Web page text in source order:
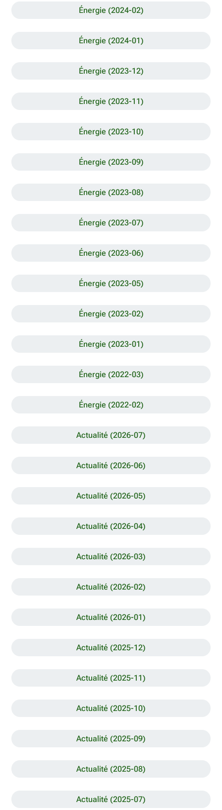
Énergie (2024-02)
Énergie (2024-01)
Énergie (2023-12)
Énergie (2023-11)
Énergie (2023-10)
Énergie (2023-09)
Énergie (2023-08)
Énergie (2023-07)
Énergie (2023-06)
Énergie (2023-05)
Énergie (2023-02)
Énergie (2023-01)
Énergie (2022-03)
Énergie (2022-02)
Actualité (2026-07)
Actualité (2026-06)
Actualité (2026-05)
Actualité (2026-04)
Actualité (2026-03)
Actualité (2026-02)
Actualité (2026-01)
Actualité (2025-12)
Actualité (2025-11)
Actualité (2025-10)
Actualité (2025-09)
Actualité (2025-08)
Actualité (2025-07)